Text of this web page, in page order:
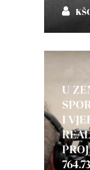
U
I